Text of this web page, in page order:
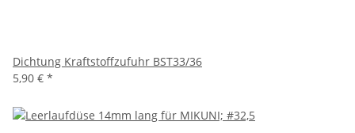
Dichtung Kraftstoffzufuhr BST33/36
5,90 € *